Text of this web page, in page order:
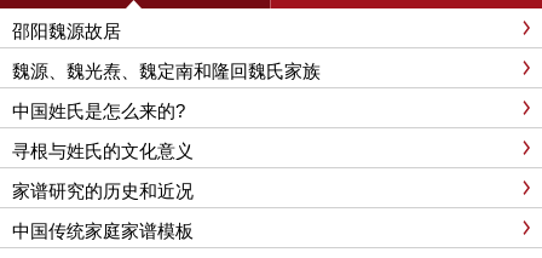
邵阳魏源故居
魏源、魏光焘、魏定南和隆回魏氏家族
中国姓氏是怎么来的?
寻根与姓氏的文化意义
家谱研究的历史和近况
中国传统家庭家谱模板